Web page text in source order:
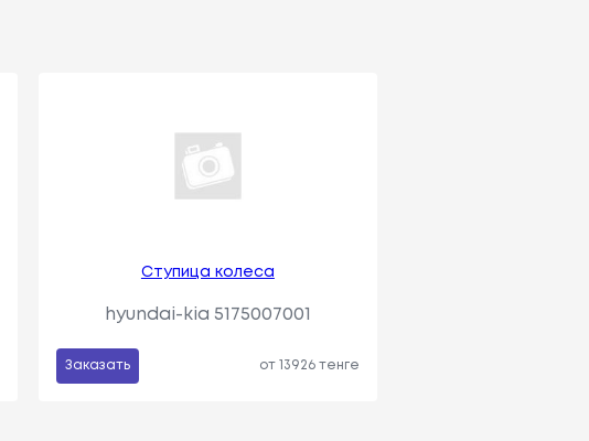
Ступица колеса
hyundai-kia 5175007001
Заказать от 13926 тенге